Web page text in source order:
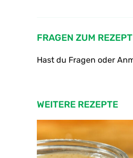
FRAGEN ZUM REZEPT
Hast du Fragen oder
WEITERE REZEPTE